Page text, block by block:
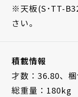
※天板(S･TT-
さい。
積載情報
才数：36.80、
総重量：180kg